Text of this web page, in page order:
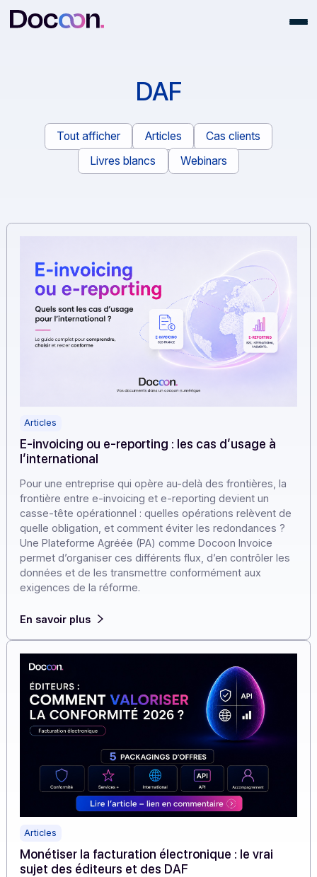
DAF
Tout afficher Articles
Cas clients
Livres blancs
Webinars
E-invoicing ou e-reporting : les cas d’usage à
l’international
Pour une entreprise qui opère au-delà des frontières,
frontière entre e-invoicing et e-reporting devient un
casse-tête opérationnel : quelles opérations relèvent
quelle obligation, et comment éviter les redondances ?
permet d’organiser ces différents flux, d’en contrôler
données et de les transmettre conformément aux
exigences de la réforme.
En savoir plus